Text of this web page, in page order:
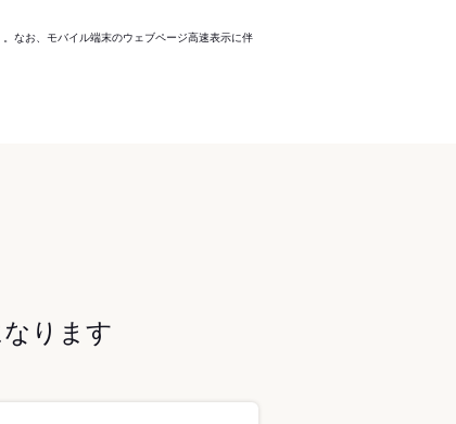
なお、モバイル端末のウェブページ高速表示に伴
ります